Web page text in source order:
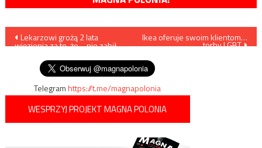
Nawigacja
wpisu
Lekarzowi grożą 2 lata
więzienia za to, że… nie zabił
Ikea oferuje swoim klientom…
torby LGBT
Telegramhttps://t.me/magnapolonia
WESPRZYJ PROJEKT MAGNA POLONIA